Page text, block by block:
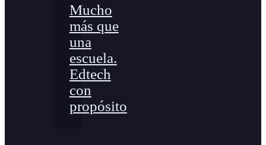
Mucho
más que
una
escuela.
Edtech
con
propósito